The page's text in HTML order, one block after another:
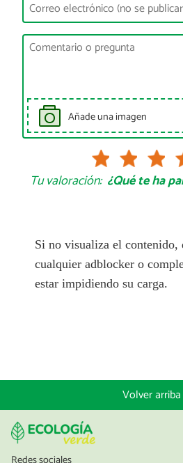
Añade una imagen
Tu valoración: ¿Qué te ha
Si no visualiza el contenido,
cualquier adblocker o
estar impidiendo su carga.
Volver arriba